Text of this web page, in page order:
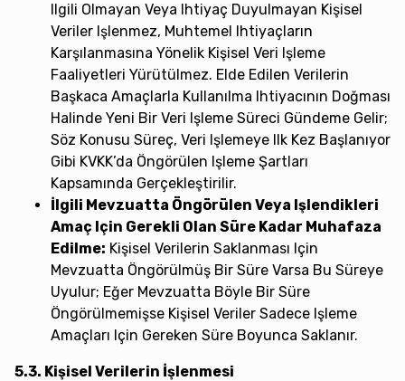
Ilgili Olmayan Veya Ihtiyaç Duyulmayan Kişisel
Veriler Işlenmez, Muhtemel Ihtiyaçların
Karşılanmasına Yönelik Kişisel Veri Işleme
Faaliyetleri Yürütülmez. Elde Edilen Verilerin
Başkaca Amaçlarla Kullanılma Ihtiyacının Doğması
Halinde Yeni Bir Veri Işleme Süreci Gündeme Gelir;
Söz Konusu Süreç, Veri Işlemeye Ilk Kez Başlanıyor
Gibi KVKK’da Öngörülen Işleme Şartları
Kapsamında Gerçekleştirilir.
İlgili Mevzuatta Öngörülen Veya Işlendikleri
Amaç Için Gerekli Olan Süre Kadar Muhafaza
Edilme: Kişisel Verilerin Saklanması Için
Mevzuatta Öngörülmüş Bir Süre Varsa Bu Süreye
Uyulur; Eğer Mevzuatta Böyle Bir Süre
Öngörülmemişse Kişisel Veriler Sadece Işleme
Amaçları Için Gereken Süre Boyunca Saklanır.
5.3. Kişisel Verilerin İşlenmesi